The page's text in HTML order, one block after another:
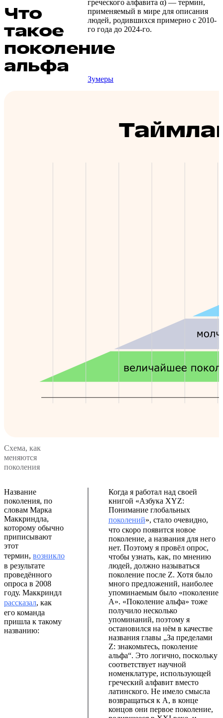
Что
такое
поколение
альфа
греческого алфавита α) — термин,
применяемый в мире для описания
людей, родившихся примерно с 2010-
го года до 2024-го.
Схема, как
меняются
поколения
Зумеры
Название
поколения, по
словам Марка
Маккриндла,
которому обычно
приписывают
этот
термин, возникло
в результате
проведённого
опроса в 2008
году. Маккриндл
рассказал, как
его команда
пришла к такому
названию:
Когда я работал над своей
книгой «Азбука XYZ:
Понимание глобальных
поколений», стало очевидно,
что скоро появится новое
поколение, а названия для него
нет. Поэтому я провёл опрос,
чтобы узнать, как, по мнению
людей, должно называться
поколение после Z. Хотя было
много предложений, наиболее
упоминаемым было «поколение
А». «Поколение альфа» тоже
получило несколько
упоминаний, поэтому я
остановился на нём в качестве
названия главы „За пределами
Z: знакомьтесь, поколение
альфа“. Это логично, поскольку
соответствует научной
номенклатуре, использующей
греческий алфавит вместо
латинского. Не имело смысла
возвращаться к А, в конце
концов они первое поколение,